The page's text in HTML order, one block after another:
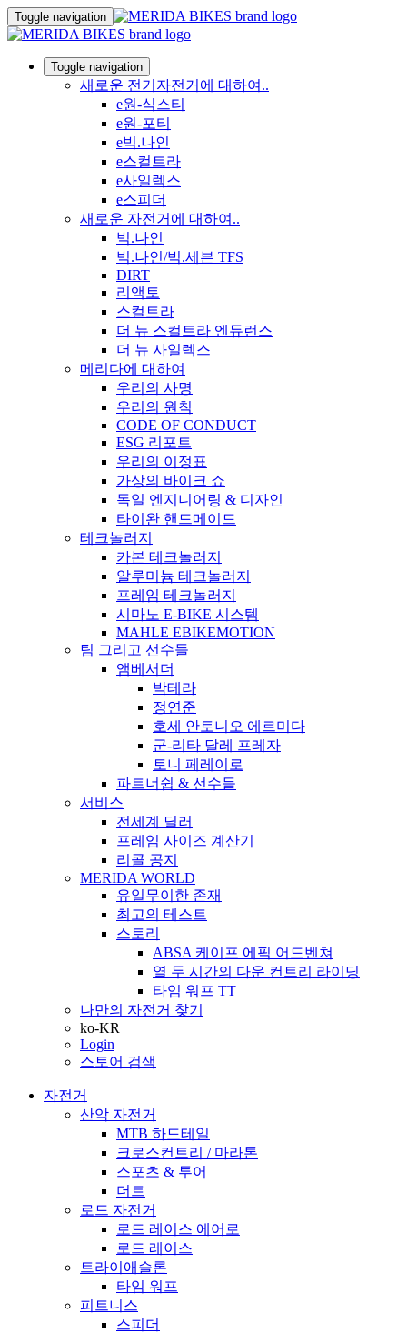
Toggle navigation
Toggle navigation
새로운 전기자전거에 대하여..
e원-식스티
e원-포티
e빅.나인
e스컬트라
e사일렉스
e스피더
새로운 자전거에 대하여..
빅.나인
빅.나인/빅.세븐 TFS
DIRT
리액토
스컬트라
더 뉴 스컬트라 엔듀런스
더 뉴 사일렉스
메리다에 대하여
우리의 사명
우리의 원칙
CODE OF CONDUCT
ESG 리포트
우리의 이정표
가상의 바이크 쇼
독일 엔지니어링 & 디자인
타이완 핸드메이드
테크놀러지
카본 테크놀러지
알루미늄 테크놀러지
프레임 테크놀러지
시마노 E-BIKE 시스템
MAHLE EBIKEMOTION
팀 그리고 선수들
앰베서더
박테라
정연준
호세 안토니오 에르미다
군-리타 달레 프레자
토니 페레이로
파트너쉽 & 선수들
서비스
전세계 딜러
프레임 사이즈 계산기
리콜 공지
MERIDA WORLD
유일무이한 존재
최고의 테스트
스토리
ABSA 케이프 에픽 어드벤쳐
열 두 시간의 다운 컨트리 라이딩
타임 워프 TT
나만의 자전거 찾기
ko-KR
Login
스토어 검색
자전거
산악 자전거
MTB 하드테일
크로스컨트리 / 마라톤
스포츠 & 투어
더트
로드 자전거
로드 레이스 에어로
로드 레이스
트라이애슬론
타임 워프
피트니스
스피더